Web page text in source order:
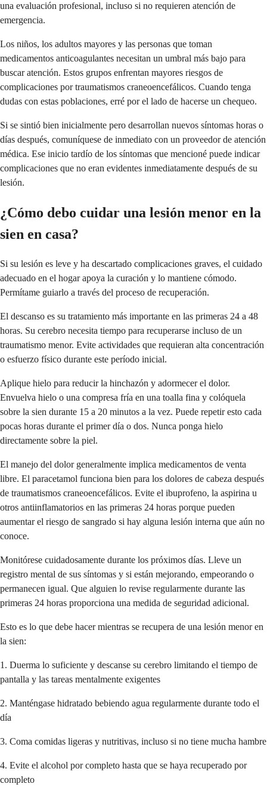
una evaluación profesional, incluso si no requieren atención de
emergencia.
Los niños, los adultos mayores y las personas que toman
medicamentos anticoagulantes necesitan un umbral más bajo para
buscar atención. Estos grupos enfrentan mayores riesgos de
complicaciones por traumatismos craneoencefálicos. Cuando tenga
dudas con estas poblaciones, erré por el lado de hacerse un chequeo.
Si se sintió bien inicialmente pero desarrollan nuevos síntomas horas o
días después, comuníquese de inmediato con un proveedor de atención
médica. Ese inicio tardío de los síntomas que mencioné puede indicar
complicaciones que no eran evidentes inmediatamente después de su
lesión.
¿Cómo debo cuidar una lesión menor en la
sien en casa?
Si su lesión es leve y ha descartado complicaciones graves, el cuidado
adecuado en el hogar apoya la curación y lo mantiene cómodo.
Permítame guiarlo a través del proceso de recuperación.
El descanso es su tratamiento más importante en las primeras 24 a 48
horas. Su cerebro necesita tiempo para recuperarse incluso de un
traumatismo menor. Evite actividades que requieran alta concentración
o esfuerzo físico durante este período inicial.
Aplique hielo para reducir la hinchazón y adormecer el dolor.
Envuelva hielo o una compresa fría en una toalla fina y colóquela
sobre la sien durante 15 a 20 minutos a la vez. Puede repetir esto cada
pocas horas durante el primer día o dos. Nunca ponga hielo
directamente sobre la piel.
El manejo del dolor generalmente implica medicamentos de venta
libre. El paracetamol funciona bien para los dolores de cabeza después
de traumatismos craneoencefálicos. Evite el ibuprofeno, la aspirina u
otros antiinflamatorios en las primeras 24 horas porque pueden
aumentar el riesgo de sangrado si hay alguna lesión interna que aún no
conoce.
Monitórese cuidadosamente durante los próximos días. Lleve un
registro mental de sus síntomas y si están mejorando, empeorando o
permanecen igual. Que alguien lo revise regularmente durante las
primeras 24 horas proporciona una medida de seguridad adicional.
Esto es lo que debe hacer mientras se recupera de una lesión menor en
la sien:
1. Duerma lo suficiente y descanse su cerebro limitando el tiempo de
pantalla y las tareas mentalmente exigentes
2. Manténgase hidratado bebiendo agua regularmente durante todo el
día
3. Coma comidas ligeras y nutritivas, incluso si no tiene mucha hambre
4. Evite el alcohol por completo hasta que se haya recuperado por
completo